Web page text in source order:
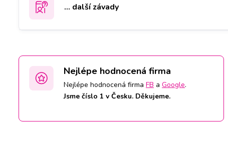
... další závady
Nejlépe hodnocená firma
Nejlépe hodnocená firma FB a Google.
Jsme číslo 1 v Česku. Děkujeme.